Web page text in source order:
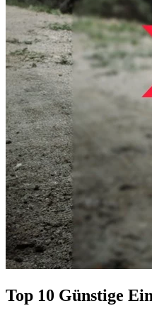
Top 10 Günstige